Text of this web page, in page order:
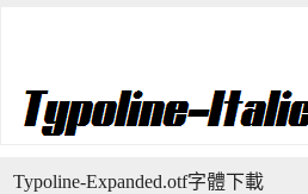
Typoline-Expanded.otf字體下載